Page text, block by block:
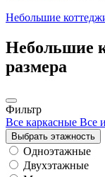
Небольшие
Небольшие
размера
Фильтр
Все каркасные Все
Выбрать этажность
Одноэтажные
Двухэтажные